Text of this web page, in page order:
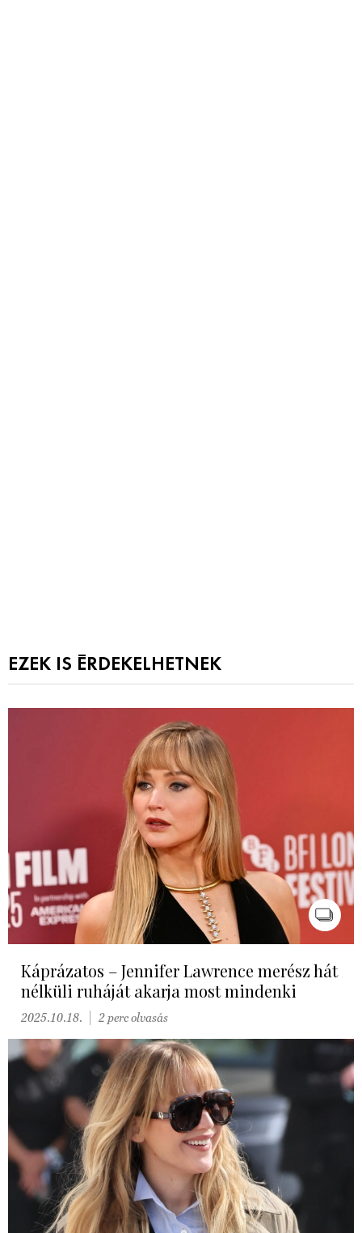
EZEK IS ÉRDEKELHETNEK
Káprázatos – Jennifer Lawrence merész hát
nélküli ruháját akarja most mindenki
2025.10.18. 2 perc olvasás